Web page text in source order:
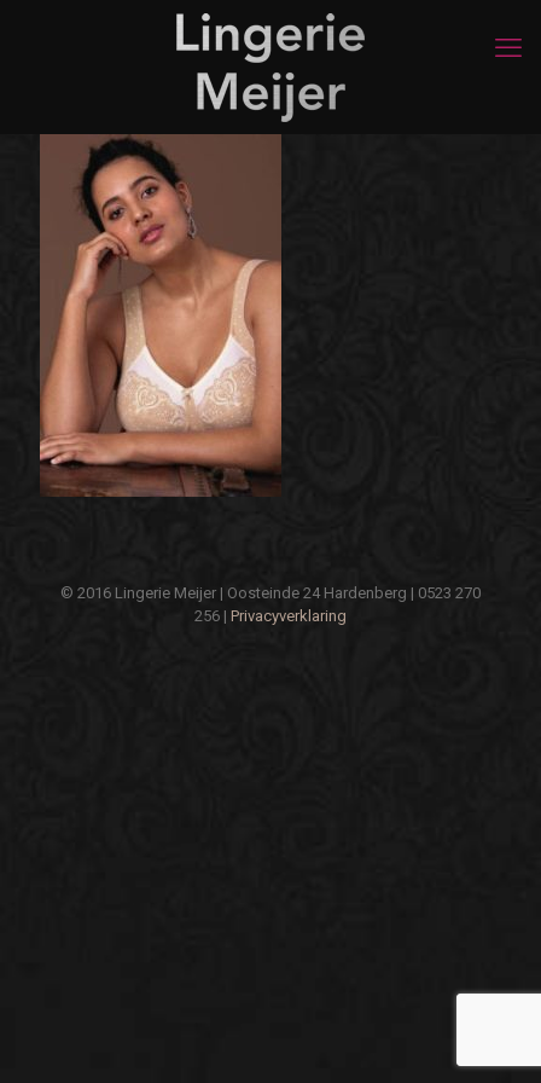
© 2016 Lingerie Meijer | Oosteinde 24 Hardenberg | 0523 270
256 | Privacyverklaring